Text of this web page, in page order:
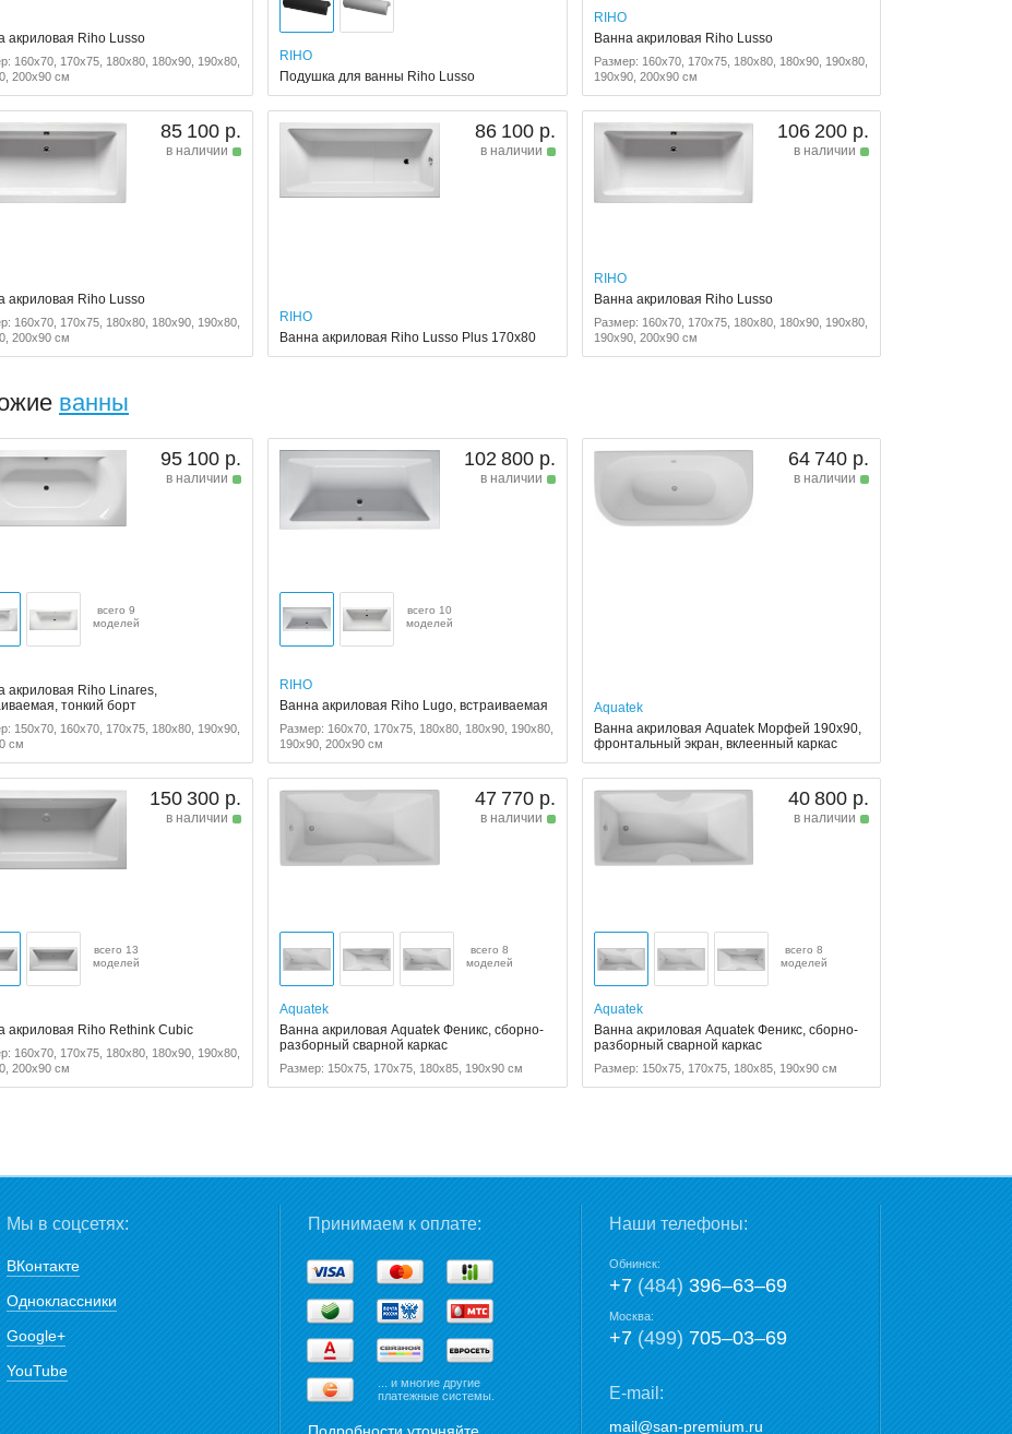
акриловая Riho Lusso
160x70, 170x75, 180x80, 180x90, 190x80,
200x90 см
RIHO
Подушка для ванны Riho Lusso
RIHO
Ванна акриловая Riho Lusso
Размер: 160x70, 170x75, 180x80, 180x90, 190x80,
190x90, 200x90 см
85 100 р.
в наличии
акриловая Riho Lusso
160x70, 170x75, 180x80, 180x90, 190x80,
200x90 см
86 100 р.
в наличии
RIHO
Ванна акриловая Riho Lusso Plus 170x80
106 200 р.
в наличии
RIHO
Ванна акриловая Riho Lusso
Размер: 160x70, 170x75, 180x80, 180x90, 190x80,
190x90, 200x90 см
ванны
95 100 р.
в наличии
всего 9
моделей
акриловая Riho Linares,
тонкий борт
150x70, 160x70, 170x75, 180x80, 190x90,
см
102 800 р.
в наличии
всего 10
моделей
RIHO
Ванна акриловая Riho Lugo, встраиваемая
Размер: 160x70, 170x75, 180x80, 180x90, 190x80,
190x90, 200x90 см
64 740 р.
в наличии
Aquatek
Ванна акриловая Aquatek Морфей 190x90,
фронтальный экран, вклеенный каркас
150 300 р.
в наличии
всего 13
моделей
акриловая Riho Rethink Cubic
160x70, 170x75, 180x80, 180x90, 190x80,
200x90 см
47 770 р.
в наличии
всего 8
моделей
Aquatek
Ванна акриловая Aquatek Феникс, сборно-
разборный сварной каркас
Размер: 150x75, 170x75, 180x85, 190x90 см
40 800 р.
в наличии
всего 8
моделей
Aquatek
Ванна акриловая Aquatek Феникс, сборно-
разборный сварной каркас
Размер: 150x75, 170x75, 180x85, 190x90 см
Мы в соцсетях:
ВКонтакте
Одноклассники
Google+
YouTube
Принимаем к оплате:
... и многие другие
платежные системы.
Наши телефоны:
Обнинск:
+7(484)396‒63‒69
Москва:
+7(499)705‒03‒69
E-mail:
mail@san-premium.ru